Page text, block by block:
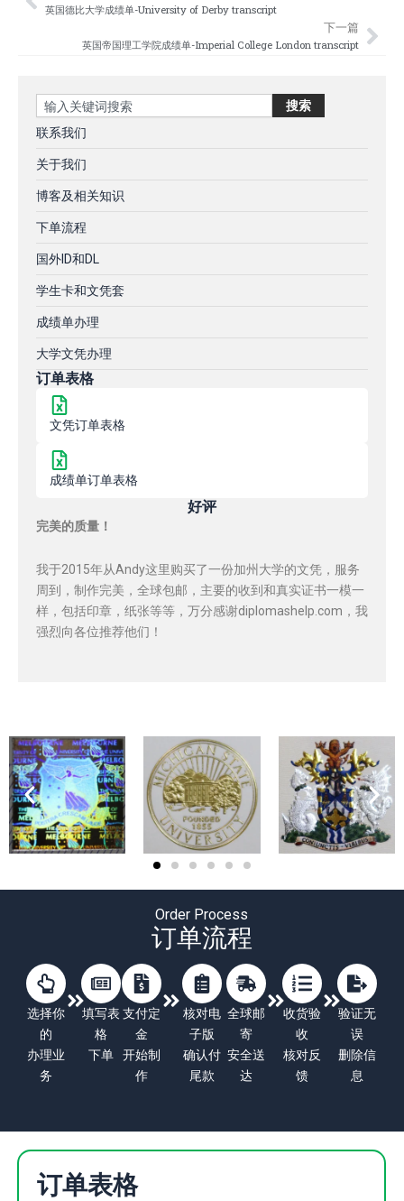
英国德比大学成绩单-University of Derby transcript
下一篇
英国帝国理工学院成绩单-Imperial College London transcript
Search 搜索
联系我们
关于我们
博客及相关知识
下单流程
国外ID和DL
学生卡和文凭套
成绩单办理
大学文凭办理
订单表格
文凭订单表格
成绩单订单表格
好评
完美的质量！
我于2015年从Andy这里购买了一份加州大学的文凭，服务
周到，制作完美，全球包邮，主要的收到和真实证书一模一
样，包括印章，纸张等等，万分感谢diplomashelp.com，我
强烈向各位推荐他们！
Order Process
订单流程
选择你
的
办理业
务
填写表
格
下单
支付定
金
开始制
作
核对电
子版
确认付
尾款
全球邮
寄
安全送
达
收货验
收
核对反
馈
验证无
误
删除信
息
订单表格